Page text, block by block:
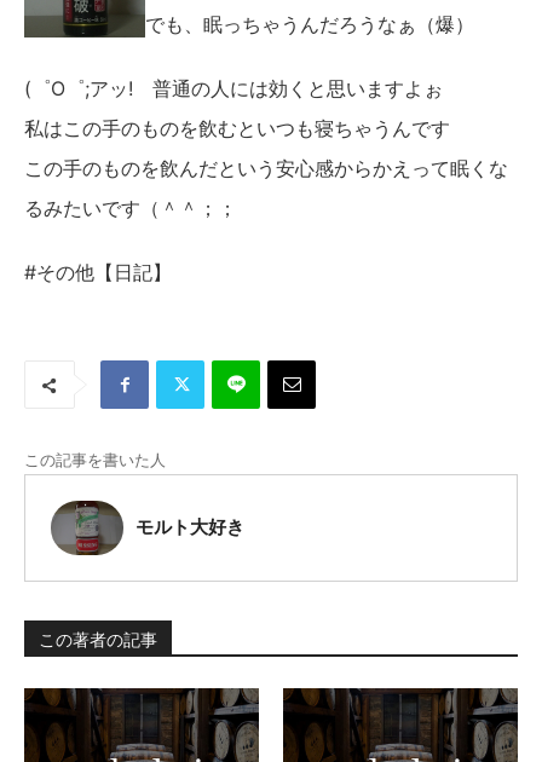
でも、眠っちゃうんだろうなぁ（爆）
(゜O゜;アッ! 普通の人には効くと思いますよぉ
私はこの手のものを飲むといつも寝ちゃうんです
この手のものを飲んだという安心感からかえって眠くな
るみたいです（＾＾；；
#その他【日記】
この記事を書いた人
モルト大好き
この著者の記事